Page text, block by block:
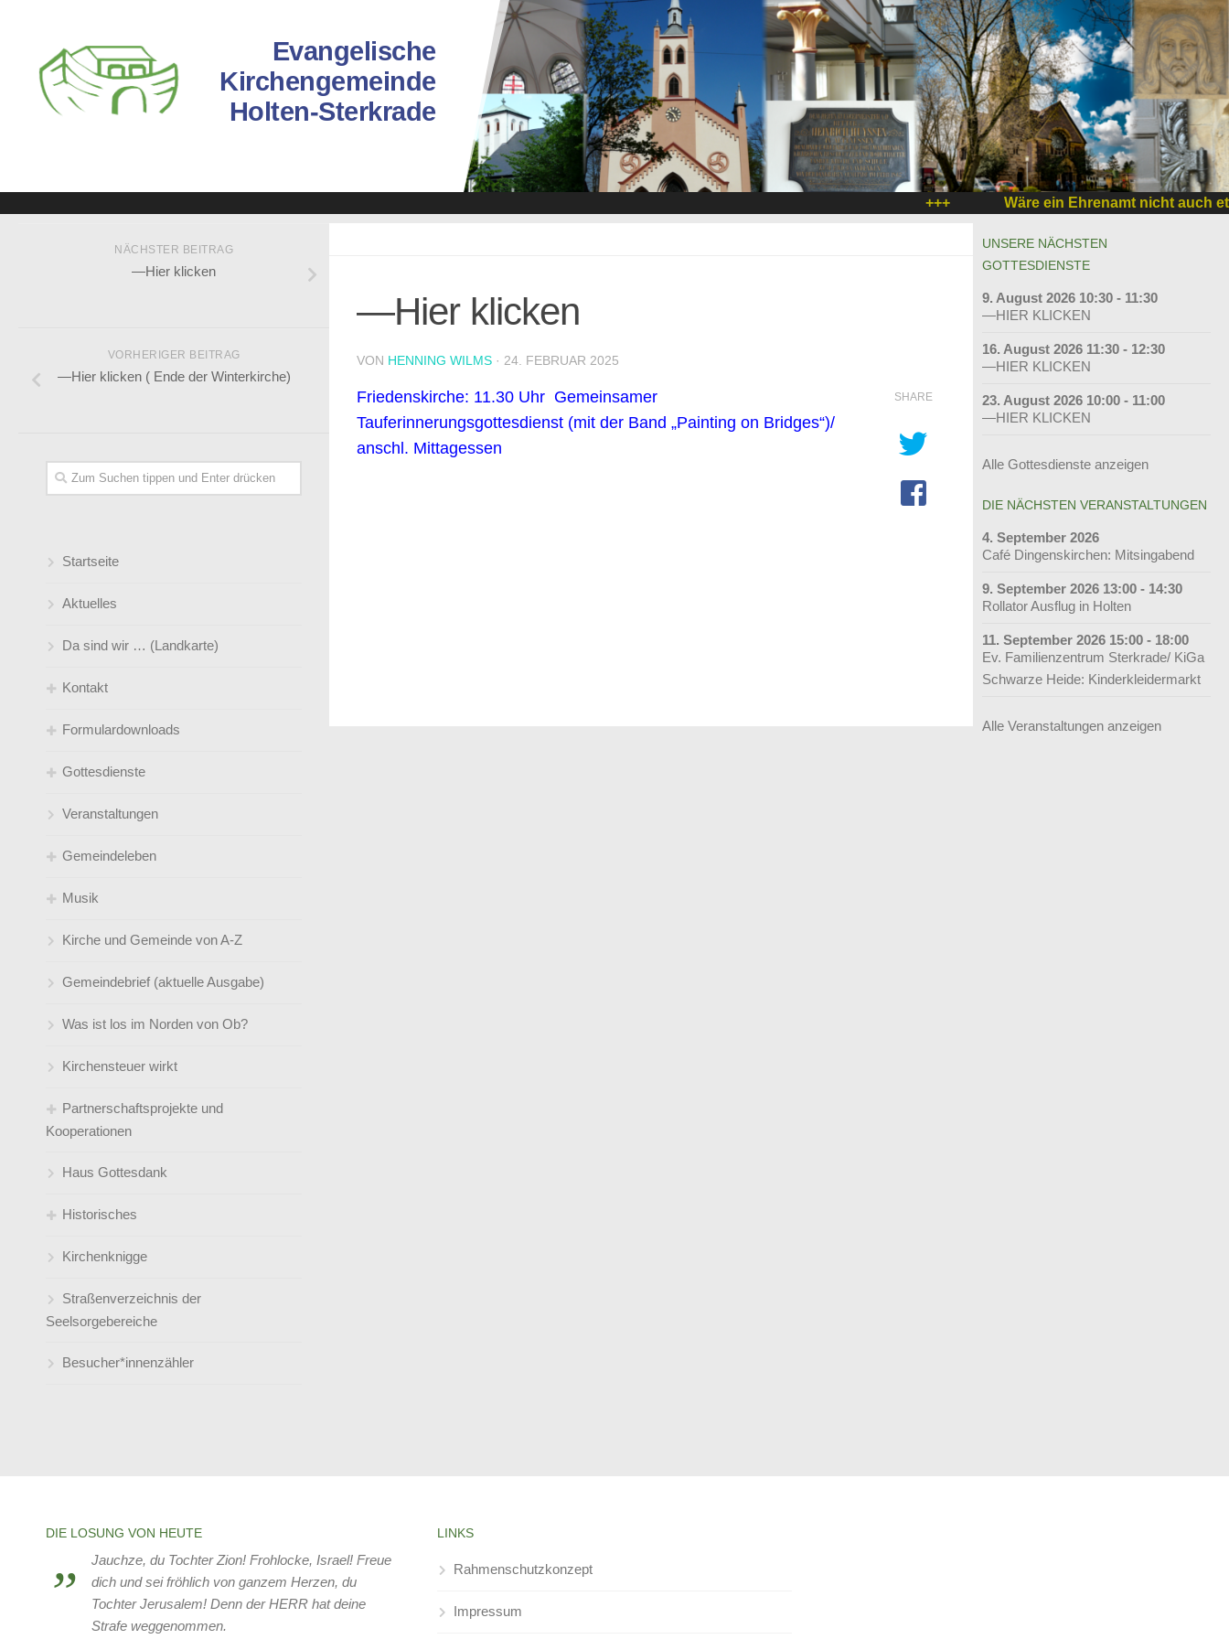
Evangelische
Kirchengemeinde
Holten-Sterkrade
Wäre ein Ehrenamt nicht auch
—Hier klicken
VON HENNING WILMS · 24. FEBRUAR 2025
Friedenskirche: 11.30 Uhr Gemeinsamer
Tauferinnerungsgottesdienst (mit der Band „Painting on Bridges“)/
anschl. Mittagessen
SHARE
NÄCHSTER BEITRAG
—Hier klicken
VORHERIGER BEITRAG
—Hier klicken ( Ende der Winterkirche)
Startseite
Aktuelles
Da sind wir … (Landkarte)
Kontakt
Gemeindebüro
Pfarrer*innen
Küster
Jugendleiter*innen
Kirchenmusik
Kindertageseinrichtungen / Leitungen
Telefonverzeichnis und Mailadressen
Formulardownloads
Kirchen(-wieder-)eintritt
Taufe/ Trauung
Gottesdienste
Gottesdienstübersicht ( Predigtplan)
So feiern wir Gottesdienst
Klingelbeutel- online
Sprüche zur Konfirmation
Veranstaltungen
Gemeindeleben
Angebote für jedes Alter
Umweltgruppe
Satt an der Friki! Ganzjähriges
Steinbrinkstraße
Musik
der Gemeinde
gemeindeverbunden
Kirche und Gemeinde von A-Z
Gemeindebrief (aktuelle Ausgabe)
Was ist los im Norden von Ob?
Kirchensteuer wirkt
Partnerschaftsprojekte und
Kooperationen
Kleidersammlung Bethel
Patenkinder
Männergesangsverein Amicitia e.V.
Schulischer Ganztag (an der
Friedenskirche)
Psychosoziales Gesundheitszentrum
Verein zur Förderung der Jugend in
Holten-Sterkrade
Haus Gottesdank
Historisches
Geschichte unserer drei Kirchen in
Die Glocken von Holten und
Kirchenknigge
Straßenverzeichnis der
Seelsorgebereiche
Besucher*innenzähler
UNSERE NÄCHSTEN
GOTTESDIENSTE
9. August 2026 10:30 - 11:30
—HIER KLICKEN
16. August 2026 11:30 - 12:30
—HIER KLICKEN
23. August 2026 10:00 - 11:00
—HIER KLICKEN
Alle Gottesdienste anzeigen
DIE NÄCHSTEN VERANSTALTUNGEN
4. September 2026
Café Dingenskirchen: Mitsingabend
9. September 2026 13:00 - 14:30
Rollator Ausflug in Holten
11. September 2026 15:00 - 18:00
Ev. Familienzentrum Sterkrade/ KiGa
Schwarze Heide: Kinderkleidermarkt
Alle Veranstaltungen anzeigen
DIE LOSUNG VON HEUTE
Jauchze, du Tochter Zion! Frohlocke, Israel! Freue
dich und sei fröhlich von ganzem Herzen, du
Tochter Jerusalem! Denn der HERR hat deine
Strafe weggenommen.
LINKS
Rahmenschutzkonzept
Impressum